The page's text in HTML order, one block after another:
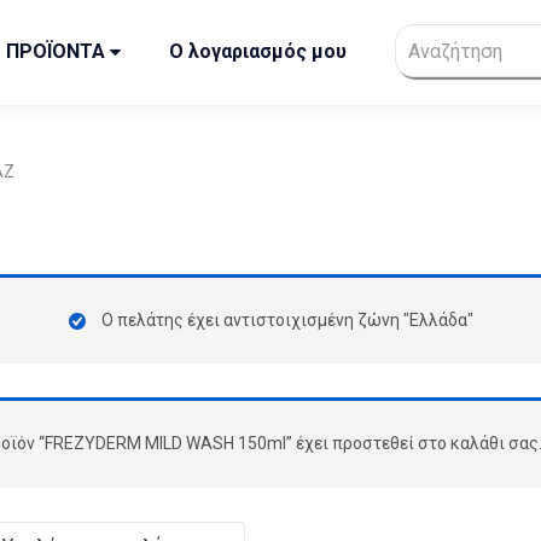
ΠΡΟΪΟΝΤΑ Ο λογαριασμός μου
Ο πελάτης έχει αντιστοιχισμένη ζώνη "Ελλάδα"
“FREZYDERM MILD WASH 150ml” έχει προστεθεί στο καλάθι σας.